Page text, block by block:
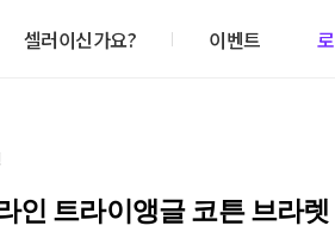
셀러이신가요? 이벤트
인 트라이앵글 코튼 브라렛